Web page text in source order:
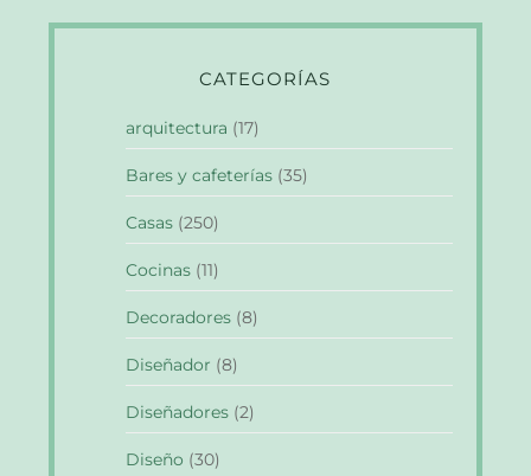
CATEGORÍAS
arquitectura (17)
Bares y cafeterías (35)
Casas (250)
Cocinas (11)
Decoradores (8)
Diseñador (8)
Diseñadores (2)
Diseño (30)